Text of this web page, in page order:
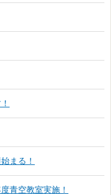
まる！
青空教室実施！